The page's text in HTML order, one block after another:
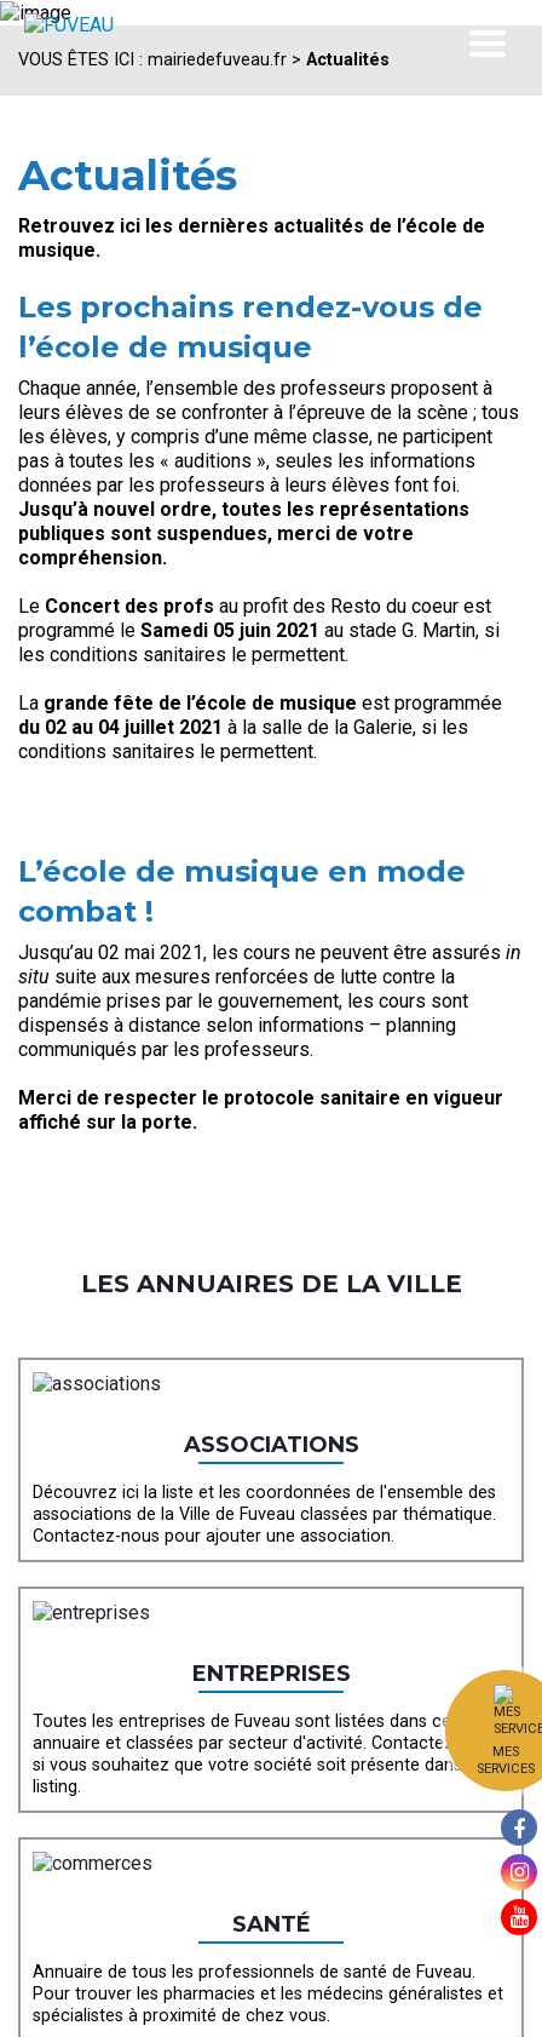
MES
SERVICES
VOUS ÊTES ICI : mairiedefuveau.fr > Actualités
Actualités
Retrouvez ici les dernières actualités de l’école de
musique.
Les prochains rendez-vous de
l’école de musique
Chaque année, l’ensemble des professeurs proposent à
leurs élèves de se confronter à l’épreuve de la scène ; tous
les élèves, y compris d’une même classe, ne participent
pas à toutes les « auditions », seules les informations
données par les professeurs à leurs élèves font foi.
Jusqu’à nouvel ordre, toutes les représentations
publiques sont suspendues, merci de votre
compréhension.
Le Concert des profs au profit des Resto du coeur est
programmé le Samedi 05 juin 2021 au stade G. Martin, si
les conditions sanitaires le permettent.
La grande fête de l’école de musique est programmée
du 02 au 04 juillet 2021 à la salle de la Galerie, si les
conditions sanitaires le permettent.
L’école de musique en mode
combat !
Jusqu’au 02 mai 2021, les cours ne peuvent être assurés in
situ suite aux mesures renforcées de lutte contre la
pandémie prises par le gouvernement, les cours sont
dispensés à distance selon informations – planning
communiqués par les professeurs.
Merci de respecter le protocole sanitaire en vigueur
affiché sur la porte.
LES ANNUAIRES DE LA VILLE
ASSOCIATIONS
Découvrez ici la liste et les coordonnées de l'ensemble des
associations de la Ville de Fuveau classées par thématique.
Contactez-nous pour ajouter une association.
ENTREPRISES
Toutes les entreprises de Fuveau sont listées dans cet
annuaire et classées par secteur d'activité. Contactez-nous
si vous souhaitez que votre société soit présente dans ce
listing.
SANTÉ
Annuaire de tous les professionnels de santé de Fuveau.
Pour trouver les pharmacies et les médecins généralistes et
spécialistes à proximité de chez vous.